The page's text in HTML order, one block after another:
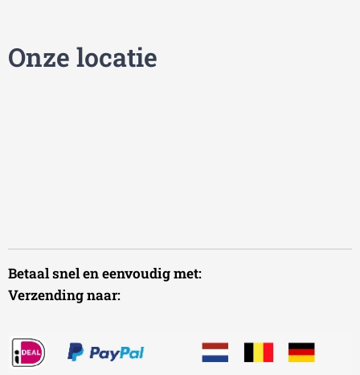
Onze locatie
Betaal snel en eenvoudig met:
Verzending naar: